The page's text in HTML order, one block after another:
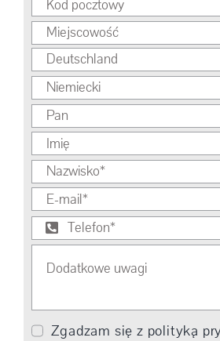
Zgadzam się z polityką